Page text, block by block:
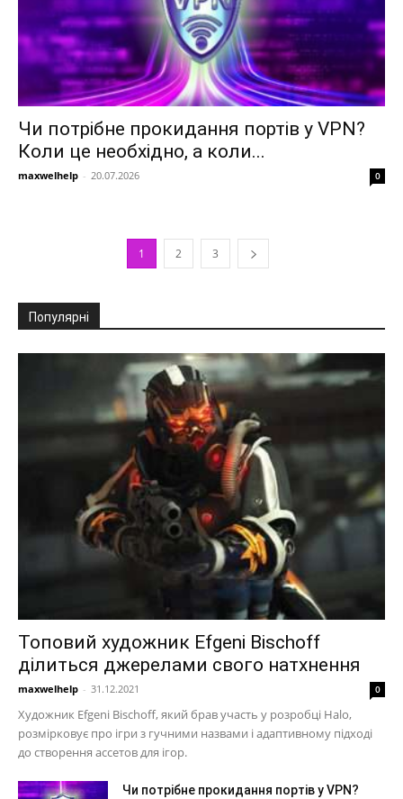
Чи потрібне прокидання портів у VPN?
Коли це необхідно, а коли...
maxwelhelp - 20.07.2026 0
1 2 3
Популярні
Топовий художник Efgeni Bischoff
ділиться джерелами свого натхнення
maxwelhelp - 31.12.2021 0
Художник Efgeni Bischoff, який брав участь у розробці Halo,
розмірковує про ігри з гучними назвами і адаптивному підході
до створення ассетов для ігор.
Чи потрібне прокидання портів у VPN?